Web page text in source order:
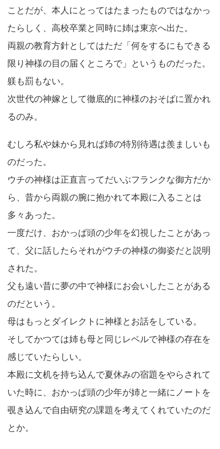
ことだが、本人にとってはたまったものではなかっ
たらしく、高校卒業と同時に姉は東京へ出た。
両親の教育方針としてはただ「何をするにもできる
限り神様の目の届くところで」というものだった。
躾も罰もない。
次世代の神嫁として徹底的に神様のおそばに置かれ
るのみ。
むしろ私や妹から見れば姉の特別待遇は羨ましいも
のだった。
ウチの神様は正直言ってだいぶフランクな御方だか
ら、昔から両親の腕に抱かれて本殿に入ることは
多々あった。
一度だけ、おかっぱ頭の少年を幻視したことがあっ
て、父に話したらそれがウチの神様の御姿だと説明
された。
父も遠い昔に夢の中で神様にお会いしたことがある
のだという。
母はもっとダイレクトに神様とお話をしている。
そしてかつては姉も母と同じレベルで神様の存在を
感じていたらしい。
本殿に文机を持ち込んで夏休みの宿題をやらされて
いた時に、おかっぱ頭の少年が姉と一緒にノートを
覗き込んで自由研究の課題を考えてくれていたのだ
とか。